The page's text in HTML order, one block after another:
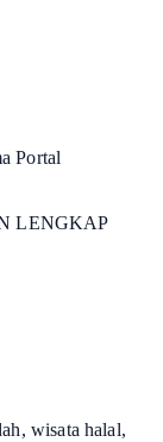
Portal
LENGKAP
wisata halal,